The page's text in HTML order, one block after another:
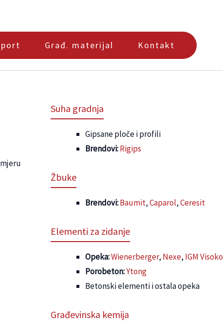
Građ. materijal Kontakt
Suha gradnja
Gipsane ploče i profili
Brendovi:Rigips
Žbuke
Brendovi:Baumit,Caparol,Ceresit
Elementi za zidanje
Opeka:Wienerberger, Nexe, IGM Visoko
Porobeton:Ytong
Betonski elementi i ostala opeka
Građevinska kemija